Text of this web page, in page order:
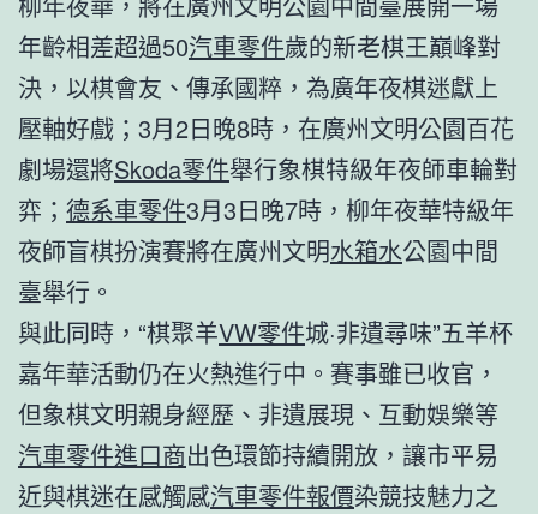
年齡相差超過50汽車零件歲的新老棋王巔峰對
決，以棋會友、傳承國粹，為廣年夜棋迷獻上
壓軸好戲；3月2日晚8時，在廣州文明公園百花
劇場還將Skoda零件舉行象棋特級年夜師車輪對
弈； 德系車零件3月3日晚7時，柳年夜華特級年
夜師盲棋扮演賽將在廣州文明水箱水公園中間
臺舉行。
與此同時，“棋聚羊VW零件城·非遺尋味”五羊杯
嘉年華活動仍在火熱進行中。賽事雖已收官，
但象棋文明親身經歷、非遺展現、互動娛樂等
汽車零件進口商出色環節持續開放，讓市平易
近與棋迷在感觸感汽車零件報價染競技魅力之